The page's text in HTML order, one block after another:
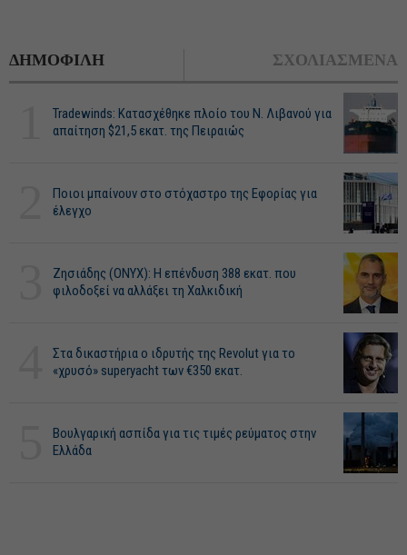
ΔΗΜΟΦΙΛΗ ΣΧΟΛΙΑΣΜΕΝΑ
Tradewinds: Κατασχέθηκε πλοίο του Ν. Λιβανού για
απαίτηση $21,5 εκατ. της Πειραιώς
Ποιοι μπαίνουν στο στόχαστρο της Εφορίας για
έλεγχο
Ζησιάδης (ONYX): Η επένδυση 388 εκατ. που
φιλοδοξεί να αλλάξει τη Χαλκιδική
Στα δικαστήρια ο ιδρυτής της Revolut για το
«χρυσό» superyacht των €350 εκατ.
Βουλγαρική ασπίδα για τις τιμές ρεύματος στην
Ελλάδα